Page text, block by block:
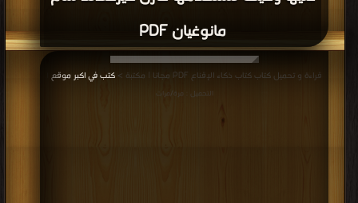
مانوغيان PDF
قراءة و تحميل كتاب كتاب ذكاء الإقناع PDF مجانا | مكتبة > كتب في اكبر موقع
التحميل : مرة/مرات